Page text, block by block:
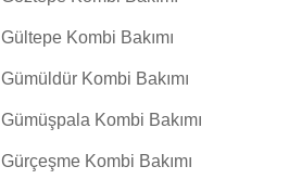
Gültepe Kombi Bakımı
Gümüldür Kombi Bakımı
Gümüşpala Kombi Bakımı
Gürçeşme Kombi Bakımı